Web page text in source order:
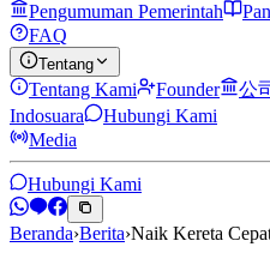
Pengumuman Pemerintah
FAQ
Tentang
Tentang Kami Founder 公
Indosuara
Hubungi Kami
Media
Hubungi Kami
Beranda›Berita›Naik Kereta